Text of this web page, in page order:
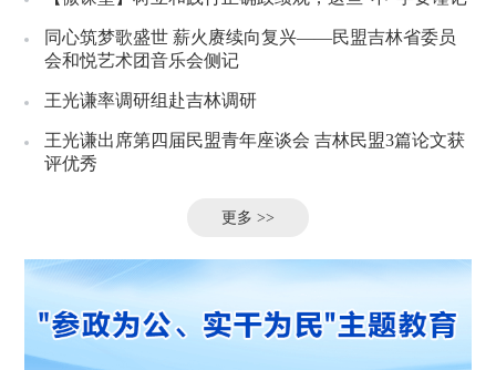
同心筑梦歌盛世 薪火赓续向复兴——民盟吉林省委员
会和悦艺术团音乐会侧记
王光谦率调研组赴吉林调研
王光谦出席第四届民盟青年座谈会 吉林民盟3篇论文获
评优秀
更多 >>